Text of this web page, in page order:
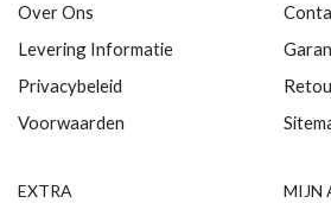
Over Ons
Levering Informatie
Privacybeleid
Voorwaarden
EXTRA MIJN